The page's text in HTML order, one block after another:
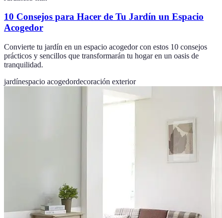
10 Consejos para Hacer de Tu Jardín un Espacio
Acogedor
Convierte tu jardín en un espacio acogedor con estos 10 consejos
prácticos y sencillos que transformarán tu hogar en un oasis de
tranquilidad.
jardínespacio acogedordecoración exterior